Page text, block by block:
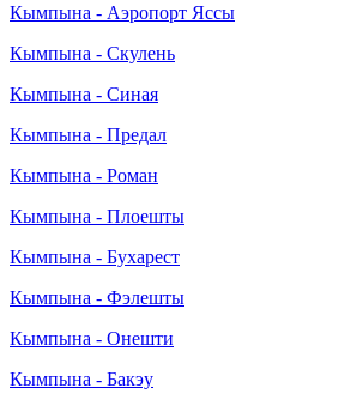
Кымпына - Аэропорт Яссы
Кымпына - Скулень
Кымпына - Синая
Кымпына - Предал
Кымпына - Роман
Кымпына - Плоешты
Кымпына - Бухарест
Кымпына - Фэлешты
Кымпына - Онешти
Кымпына - Бакэу